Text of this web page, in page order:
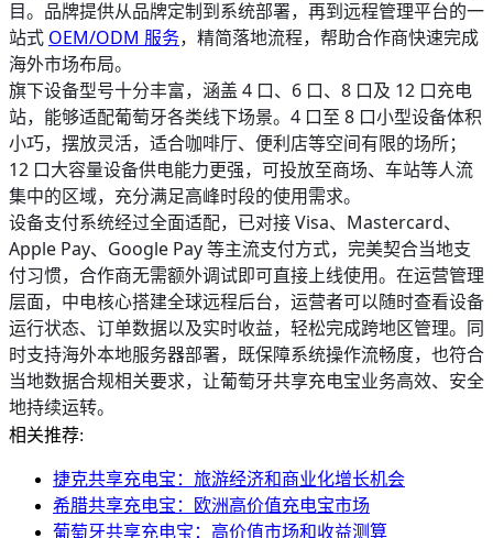
目。品牌提供从品牌定制到系统部署，再到远程管理平台的一
站式 OEM/ODM 服务，精简落地流程，帮助合作商快速完成
海外市场布局。
旗下设备型号十分丰富，涵盖 4 口、6 口、8 口及 12 口充电
站，能够适配葡萄牙各类线下场景。4 口至 8 口小型设备体积
小巧，摆放灵活，适合咖啡厅、便利店等空间有限的场所；
12 口大容量设备供电能力更强，可投放至商场、车站等人流
集中的区域，充分满足高峰时段的使用需求。
设备支付系统经过全面适配，已对接 Visa、Mastercard、
Apple Pay、Google Pay 等主流支付方式，完美契合当地支
付习惯，合作商无需额外调试即可直接上线使用。在运营管理
层面，中电核心搭建全球远程后台，运营者可以随时查看设备
运行状态、订单数据以及实时收益，轻松完成跨地区管理。同
时支持海外本地服务器部署，既保障系统操作流畅度，也符合
当地数据合规相关要求，让葡萄牙共享充电宝业务高效、安全
地持续运转。
相关推荐:
捷克共享充电宝：旅游经济和商业化增长机会
希腊共享充电宝：欧洲高价值充电宝市场
葡萄牙共享充电宝：高价值市场和收益测算